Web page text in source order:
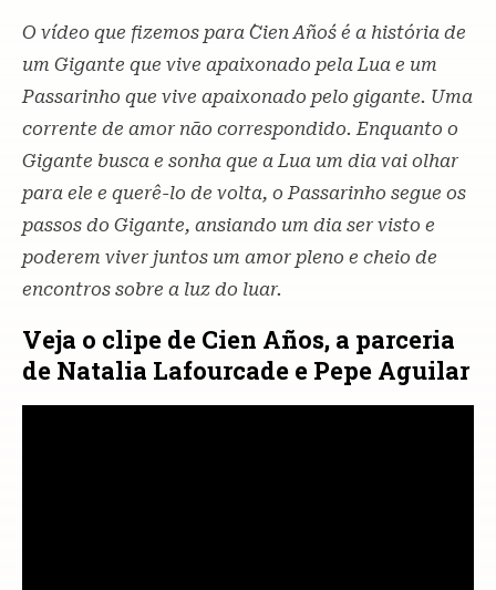
O vídeo que fizemos para ´Cien Años´ é a história de
um Gigante que vive apaixonado pela Lua e um
Passarinho que vive apaixonado pelo gigante. Uma
corrente de amor não correspondido. Enquanto o
Gigante busca e sonha que a Lua um dia vai olhar
para ele e querê-lo de volta, o Passarinho segue os
passos do Gigante, ansiando um dia ser visto e
poderem viver juntos um amor pleno e cheio de
encontros sobre a luz do luar.
Veja o clipe de Cien Años, a parceria
de Natalia Lafourcade e Pepe Aguilar